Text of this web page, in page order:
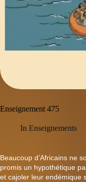
Enseignement 475
In Enseignements
Beaucoup d’Africains ne
promis un hypothétique
et cajoler leur endémique